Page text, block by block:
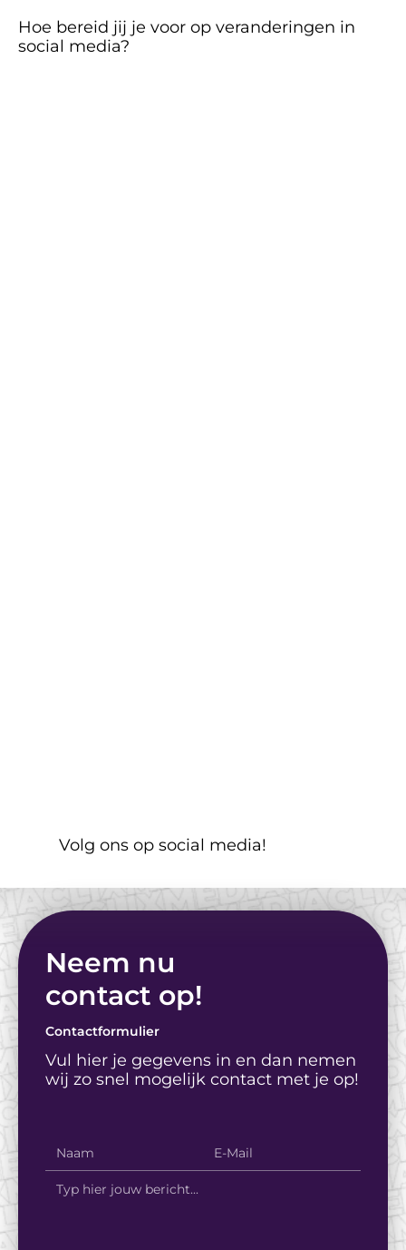
Hoe bereid jij je voor op veranderingen in
social media?
media? Laat je niet
misleiden door deze
misconcepties
Volg ons op social media!
Neem nu
contact op!
Contactformulier
Vul hier je gegevens in en dan nemen
wij zo snel mogelijk contact met je op!